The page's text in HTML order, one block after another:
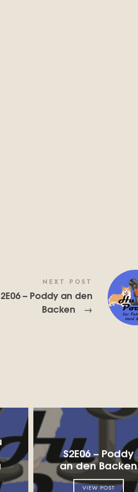
NEXT POST
– Poddy an den
Backen
→
S2E06 – Poddy
an den Backen
VIEW POST